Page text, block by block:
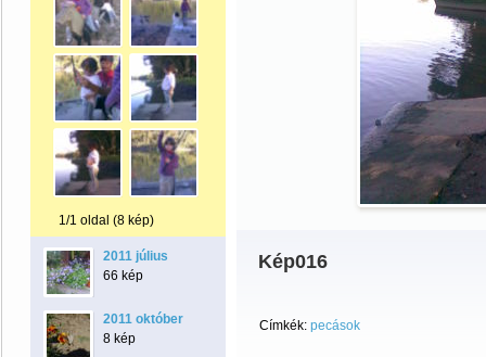
1/1 oldal (8 kép)
2011 július
66 kép
2011 október
8 kép
Kép016
Címkék: pecások